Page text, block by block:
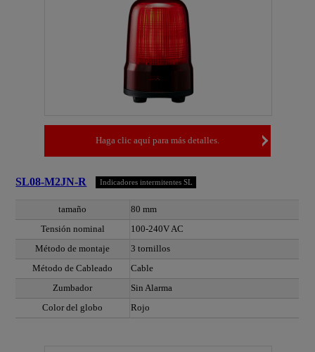
Haga clic aquí para más detalles.
SL08-M2JN-R Indicadores intermitentes SL
tamaño
80 mm
Tensión nominal
100-240V AC
Método de montaje
3 tornillos
Método de Cableado
Cable
Zumbador
Sin Alarma
Color del globo
Rojo